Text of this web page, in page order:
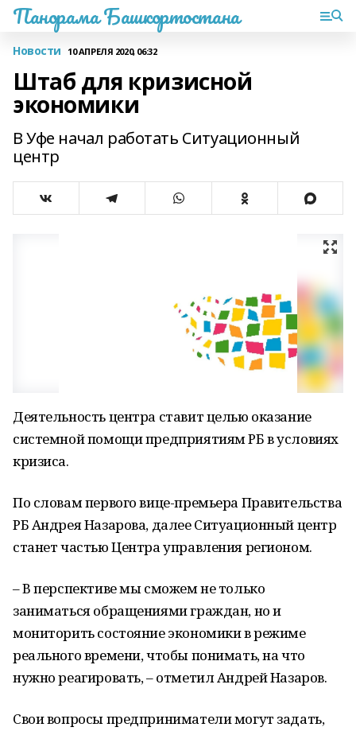
Панорама Башкортостана
Новости 10 АПРЕЛЯ 2020, 06:32
Штаб для кризисной
экономики
В Уфе начал работать Ситуационный
центр
Деятельность центра ставит целью оказание
системной помощи предприятиям РБ в условиях
кризиса.
По словам первого вице-премьера Правительства
РБ Андрея Назарова, далее Ситуационный центр
станет частью Центра управления регионом.
– В перспективе мы сможем не только
заниматься обращениями граждан, но и
мониторить состояние экономики в режиме
реального времени, чтобы понимать, на что
нужно реагировать, – отметил Андрей Назаров.
Свои вопросы предприниматели могут задать,